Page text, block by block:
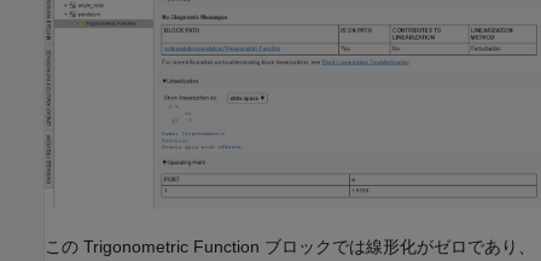
この Trigonometric Function ブロックでは線形化がゼロであり、